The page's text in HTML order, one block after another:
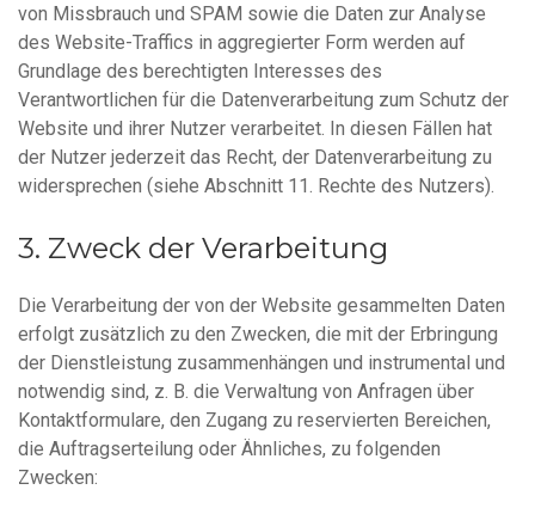
von Missbrauch und SPAM sowie die Daten zur Analyse
des Website-Traffics in aggregierter Form werden auf
Grundlage des berechtigten Interesses des
Verantwortlichen für die Datenverarbeitung zum Schutz der
Website und ihrer Nutzer verarbeitet. In diesen Fällen hat
der Nutzer jederzeit das Recht, der Datenverarbeitung zu
widersprechen (siehe Abschnitt 11. Rechte des Nutzers).
Zweck der Verarbeitung
Die Verarbeitung der von der Website gesammelten Daten
erfolgt zusätzlich zu den Zwecken, die mit der Erbringung
der Dienstleistung zusammenhängen und instrumental und
notwendig sind, z. B. die Verwaltung von Anfragen über
Kontaktformulare, den Zugang zu reservierten Bereichen,
die Auftragserteilung oder Ähnliches, zu folgenden
Zwecken: